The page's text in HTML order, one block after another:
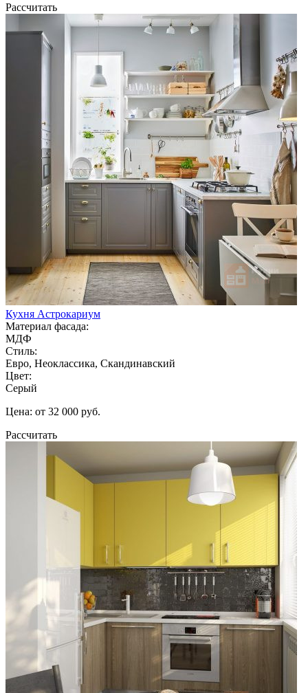
Рассчитать
Кухня Астрокариум
Материал фасада:
МДФ
Стиль:
Евро, Неоклассика, Скандинавский
Цвет:
Серый
Цена: от 32 000 руб.
Рассчитать